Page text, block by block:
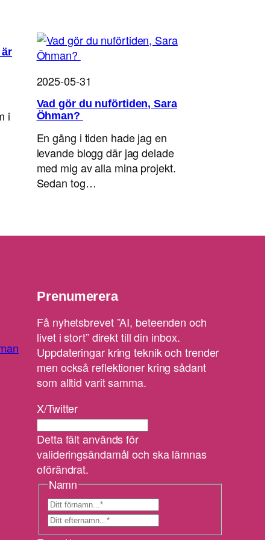
i
2025-05-31
Vad gör du nuförtiden, Sara
Öhman?
En gång i tiden hade jag en
levande blogg där jag delade
med mig av alla mina projekt.
Sedan tog…
Prenumerera
Få nyhetsbrevet ”AI, beteenden och
livet i stort” direkt till din inbox.
Uppdateringar kring teknik och trender
men också reflektioner kring sådant
som alltid varit samma.
X/Twitter
Detta fält används för
valideringsändamål och ska lämnas
oförändrat.
Namn
r
E
f